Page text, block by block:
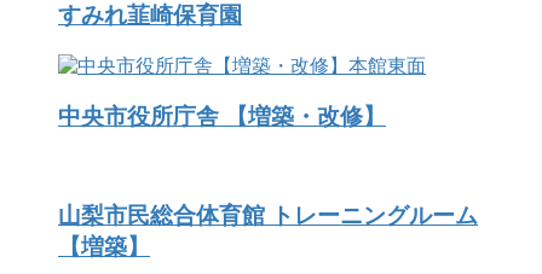
すみれ韮崎保育園
中央市役所庁舎 【増築・改修】
山梨市民総合体育館 トレーニングルーム
【増築】